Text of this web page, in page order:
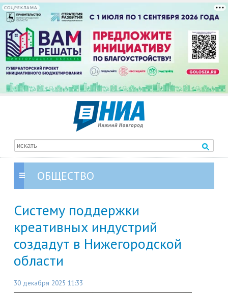
СОЦРЕКЛАМА
ОБЩЕСТВО
Систему поддержки
креативных индустрий
создадут в Нижегородской
области
30 декабря 2025 11:33